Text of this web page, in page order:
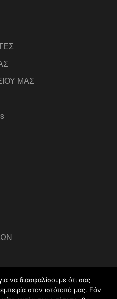
ΜΑΣ
να διασφαλίσουμε ότι σας
στον ιστότοπό μας. Εάν